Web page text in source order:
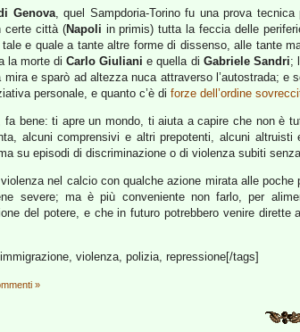
Genova, quel Sampdoria-Torino fu una prova tecnica
certe città (Napoli in primis) tutta la feccia delle
e quale a tante altre forme di dissenso, alle tante
la morte diCarlo Giuliani e quella di Gabriele Sandri;
e sparò ad altezza nuca attraverso l’autostrada;
personale, e quanto c’è di forze dell’ordine
fa bene: ti apre un mondo, ti aiuta a capire che non
alcuni comprensivi e altri prepotenti, alcuni
su episodi di discriminazione o di violenza subiti
nel calcio con qualche azione mirata alle
severe; ma è più conveniente non farlo, per
del potere, e che in futuro potrebbero venire
violenza, polizia, repressione[/tags]
»